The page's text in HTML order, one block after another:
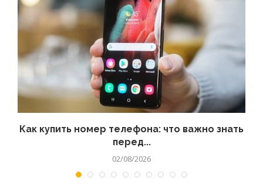
Как купить номер телефона: что важно знать
перед...
02/08/2026